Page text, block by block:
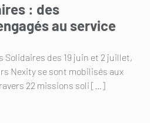
: des
au service
Solidaires des 19 juin et 2 juillet,
Nexity se sont mobilisés aux
22 missions soli […]